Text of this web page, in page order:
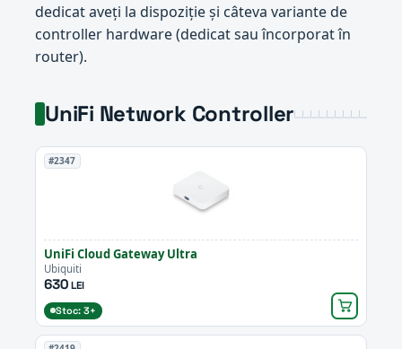
dedicat aveți la dispoziție și câteva variante de
controller hardware (dedicat sau încorporat în
router).
UniFi Network Controller
#2347
UniFi Cloud Gateway Ultra
Ubiquiti
630LEI
Stoc: 3+